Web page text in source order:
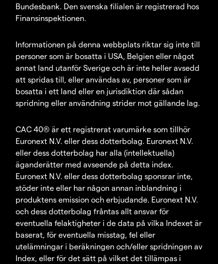
Bundesbank. Den svenska filialen är registrerad hos
Finansinspektionen.
Informationen på denna webbplats riktar sig inte till
personer som är bosatta i USA, Belgien eller något
annat land utanför Sverige och är inte heller avsedd
att spridas till, eller användas av, personer som är
bosatta i ett land eller en jurisdiktion där sådan
spridning eller användning strider mot gällande lag.
CAC 40® är ett registrerat varumärke som tillhör
Euronext N.V. eller dess dotterbolag. Euronext N.V.
eller dess dotterbolag har alla (intellektuella)
äganderätter med avseende på detta index.
Euronext N.V. eller dess dotterbolag sponsrar inte,
stöder inte eller har någon annan inblandning i
produktens emission och erbjudande. Euronext N.V.
och dess dotterbolag fråntas allt ansvar för
eventuella felaktigheter i de data på vilka Indexet är
baserat, för eventuella misstag, fel eller
utelämningar i beräkningen och/eller spridningen av
Index, eller för det sätt på vilket det tillämpas i